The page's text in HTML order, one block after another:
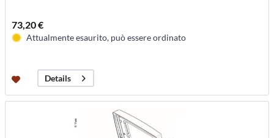
73,20 €
Attualmente esaurito, può essere ordinato
Details